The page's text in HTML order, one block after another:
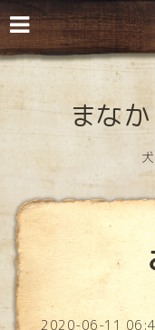
まな
2020-06-11